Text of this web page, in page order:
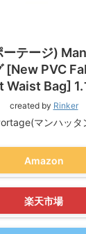
ーテージ)
[New PVC
Waist Bag] 1.
created by Rinker
マンハッタ
Amazon
楽天市場